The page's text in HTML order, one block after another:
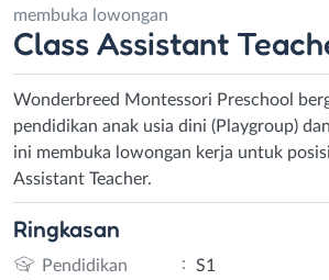
membuka lowongan
Class Assistant
Wonderbreed Montessori Preschool
pendidikan anak usia dini (Playgroup)
ini membuka lowongan kerja untuk
Assistant Teacher.
Ringkasan
Pendidikan :
S1